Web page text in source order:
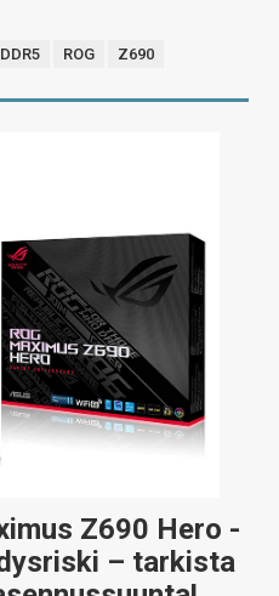
DDR5 ROG Z690
Z690 Hero -
– tarkista